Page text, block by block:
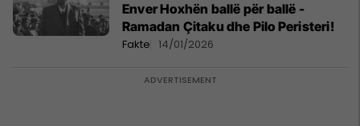
Enver Hoxhën ballë për ballë -
Ramadan Çitaku dhe Pilo Peristeri!
Fakte 14/01/2026